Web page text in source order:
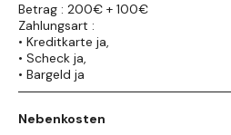
Betrag : 200€ + 100€
Zahlungsart :
• Kreditkarte ja,
• Scheck ja,
• Bargeld ja
Nebenkosten